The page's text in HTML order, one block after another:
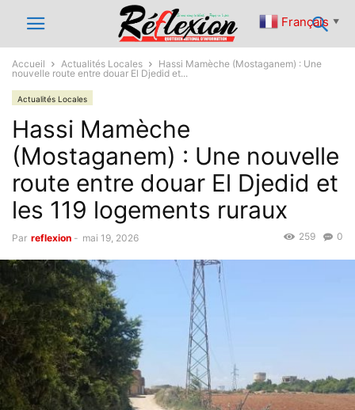
Accueil Actualités Locales
Hassi Mamèche (Mostaganem) : Une
nouvelle route entre douar El Djedid et...
Actualités Locales
Hassi Mamèche
(Mostaganem) : Une nouvelle
route entre douar El Djedid et
les 119 logements ruraux
Par reflexion - mai 19, 2026 0
259
Français ▼